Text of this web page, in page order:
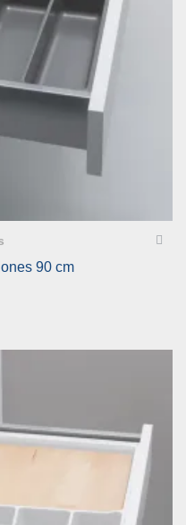
90 cm